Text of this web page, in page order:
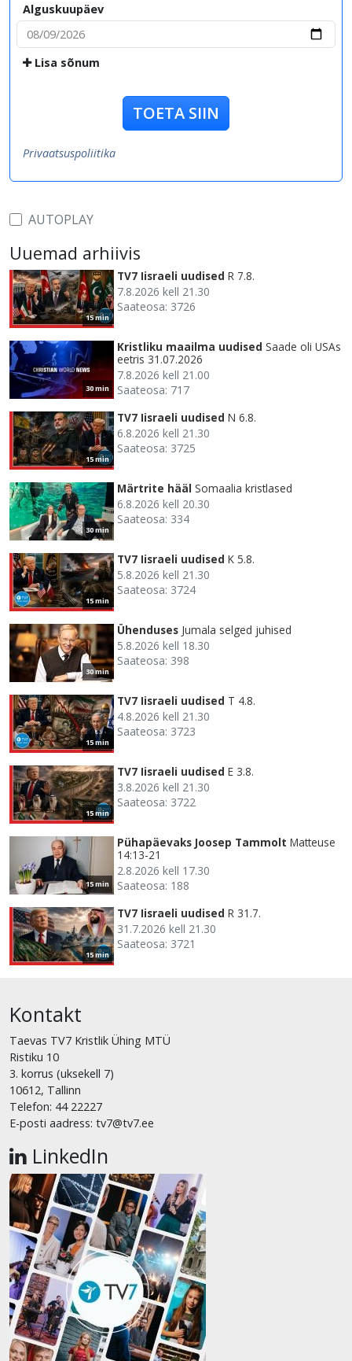
Alguskuupäev
Lisa sõnum
TOETA SIIN
Privaatsuspoliitika
AUTOPLAY
Uuemad arhiivis
15 min
TV7 Iisraeli uudised R 7.8.
7.8.2026 kell 21.30
Saateosa: 3726
30 min
Kristliku maailma uudised Saade oli USAs
eetris 31.07.2026
7.8.2026 kell 21.00
Saateosa: 717
15 min
TV7 Iisraeli uudised N 6.8.
6.8.2026 kell 21.30
Saateosa: 3725
30 min
Märtrite hääl Somaalia kristlased
6.8.2026 kell 20.30
Saateosa: 334
15 min
TV7 Iisraeli uudised K 5.8.
5.8.2026 kell 21.30
Saateosa: 3724
30 min
Ühenduses Jumala selged juhised
5.8.2026 kell 18.30
Saateosa: 398
15 min
TV7 Iisraeli uudised T 4.8.
4.8.2026 kell 21.30
Saateosa: 3723
15 min
TV7 Iisraeli uudised E 3.8.
3.8.2026 kell 21.30
Saateosa: 3722
15 min
Pühapäevaks Joosep Tammolt Matteuse
14:13-21
2.8.2026 kell 17.30
Saateosa: 188
15 min
TV7 Iisraeli uudised R 31.7.
31.7.2026 kell 21.30
Saateosa: 3721
Kontakt
Taevas TV7 Kristlik Ühing MTÜ
Ristiku 10
3. korrus (uksekell 7)
10612, Tallinn
Telefon: 44 22227
E-posti aadress: tv7@tv7.ee
LinkedIn